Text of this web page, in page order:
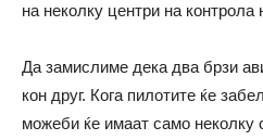
на неколку центри на контрола
Да замислиме дека два брзи
кон друг. Кога пилотите ќе
можеби ќе имаат само неколку